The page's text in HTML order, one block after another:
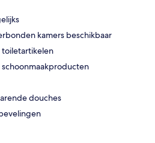
kamers beschikbaar
douches